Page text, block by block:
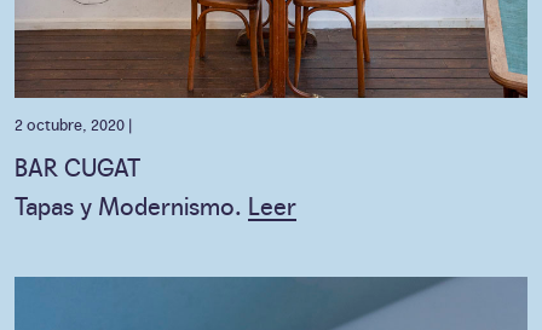
2 octubre, 2020 |
BAR CUGAT
Tapas y Modernismo. Leer